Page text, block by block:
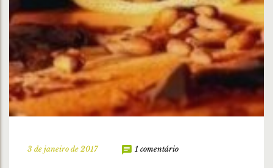
3 de janeiro de 2017 1 comentário